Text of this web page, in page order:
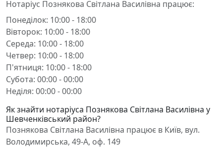
Нотаріус Познякова Світлана Василівна працює:
Понеділок: 10:00 - 18:00
Вівторок: 10:00 - 18:00
Середа: 10:00 - 18:00
Четвер: 10:00 - 18:00
П'ятниця: 10:00 - 18:00
Субота: 00:00 - 00:00
Неділя: 00:00 - 00:00
Як знайти нотаріуса Познякова Світлана Василівна у
Шевченківський район?
Познякова Світлана Василівна працює в Київ, вул.
Володимирська, 49-А, оф. 149